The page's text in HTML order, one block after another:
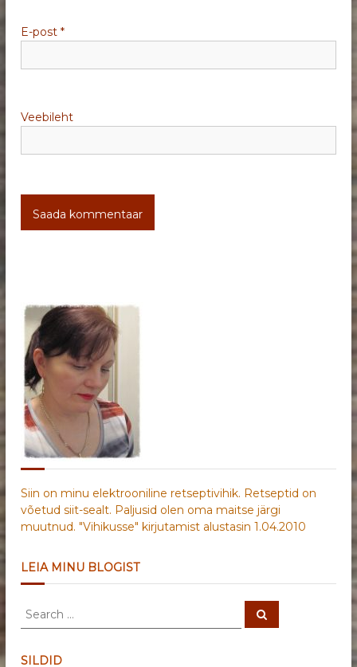
e
E-post*
Veebileht
Siin on minu elektrooniline retseptivihik. Retseptid on
võetud siit-sealt. Paljusid olen oma maitse järgi
muutnud. "Vihikusse" kirjutamist alustasin 1.04.2010
LEIA MINU BLOGIST
S
r
S
e
SILDID